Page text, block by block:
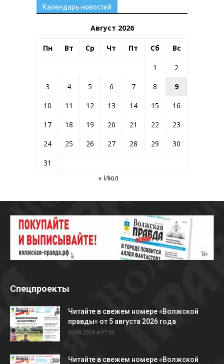
Календарь новостей
Август 2026
Пн Вт Ср Чт Пт Сб Вс
1
2
3
4 5 6 7 8
9
10
11 12 13 14 15
16
17
18 19 20 21 22
23
24
25 26 27 28 29
30
31
« Июл
Спецпроекты
Читайте в свежем номере «Волжской
правды» от 5 августа 2026 года
05.08.2026 в 07:39
Читайте в свежем номере «Волжской